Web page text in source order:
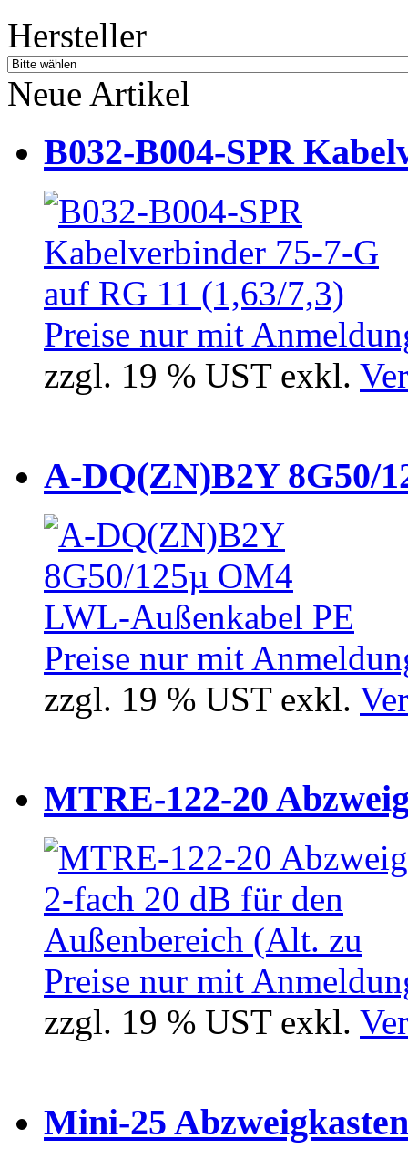
Hersteller
Neue Artikel
B032-B004-SPR
Preise nur mit
zzgl. 19 % UST exkl.
A-DQ(ZN)B2Y 8G50/
Preise nur mit
zzgl. 19 % UST exkl.
MTRE-122-20
Preise nur mit
zzgl. 19 % UST exkl.
Mini-25